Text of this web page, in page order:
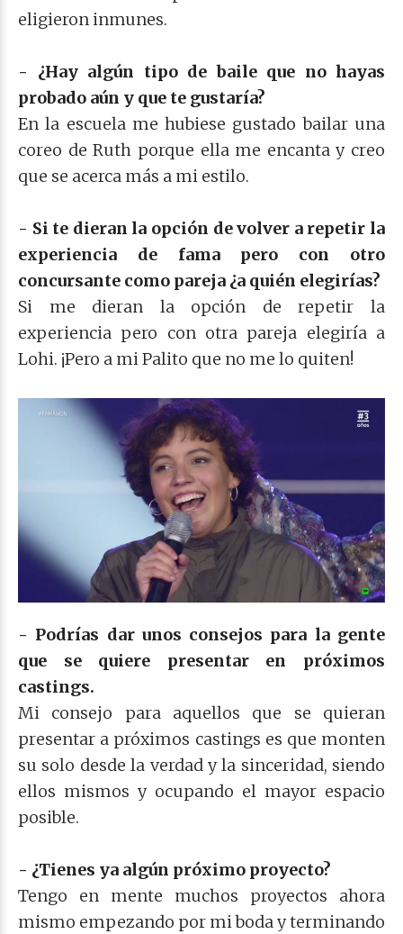
eligieron inmunes.
- ¿Hay algún tipo de baile que no hayas
probado aún y que te gustaría?
En la escuela me hubiese gustado bailar una
coreo de Ruth porque ella me encanta y creo
que se acerca más a mi estilo.
- Si te dieran la opción de volver a repetir la
experiencia de fama pero con otro
concursante como pareja ¿a quién elegirías?
Si me dieran la opción de repetir la
experiencia pero con otra pareja elegiría a
Lohi. ¡Pero a mi Palito que no me lo quiten!
- Podrías dar unos consejos para la gente
que se quiere presentar en próximos
castings.
Mi consejo para aquellos que se quieran
presentar a próximos castings es que monten
su solo desde la verdad y la sinceridad, siendo
ellos mismos y ocupando el mayor espacio
posible.
- ¿Tienes ya algún próximo proyecto?
Tengo en mente muchos proyectos ahora
mismo empezando por mi boda y terminando